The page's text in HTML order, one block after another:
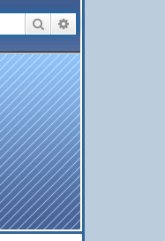
Rechercher